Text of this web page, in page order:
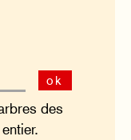
ok
des